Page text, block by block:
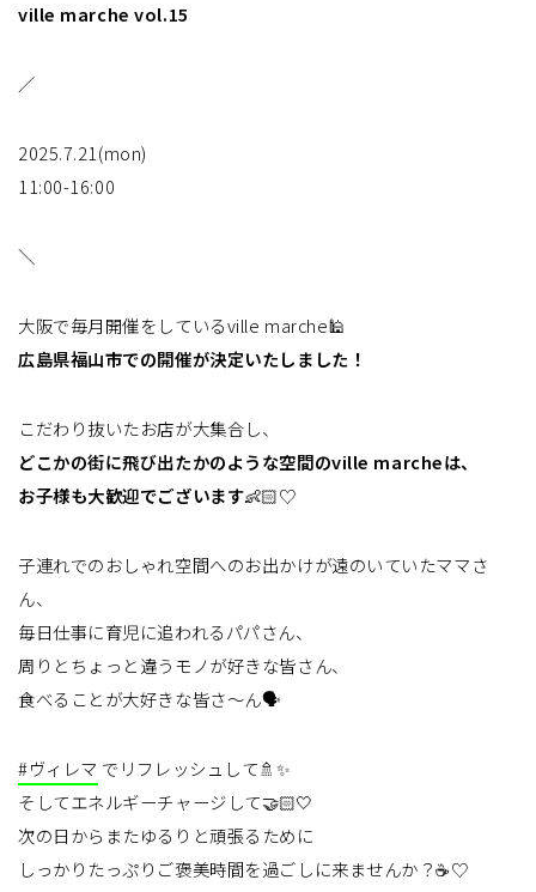
ville marche vol.15
／
2025.7.21(mon)
11:00-16:00
＼
大阪で毎月開催をしているville marche🕌
広島県福山市での開催が決定いたしました！
こだわり抜いたお店が大集合し、
どこかの街に飛び出たかのような空間のville marcheは、
お子様も大歓迎でございます👶🏻♡
子連れでのおしゃれ空間へのお出かけが遠のいていたママさ
ん、
毎日仕事に育児に追われるパパさん、
周りとちょっと違うモノが好きな皆さん、
食べることが大好きな皆さ〜ん🗣️
#ヴィレマ でリフレッシュして🚿✨
そしてエネルギーチャージして🤝🏻🤍
次の日からまたゆるりと頑張るために
しっかりたっぷりご褒美時間を過ごしに来ませんか？☕️♡